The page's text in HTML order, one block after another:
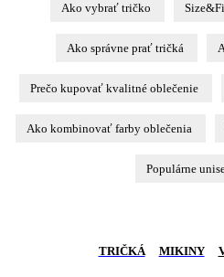
Ako vybrať tričko
Ako správne prať tričká
Prečo kupovať kvalitné oblečenie
Ako kombinovať farby oblečenia
Populárne
TRIČKÁ MIKINY